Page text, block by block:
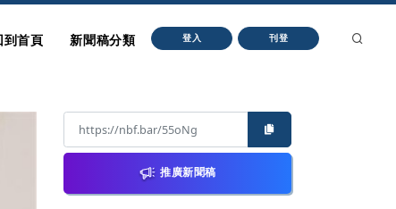
到首頁 新聞稿分類 登入 刊登
推廣新聞稿